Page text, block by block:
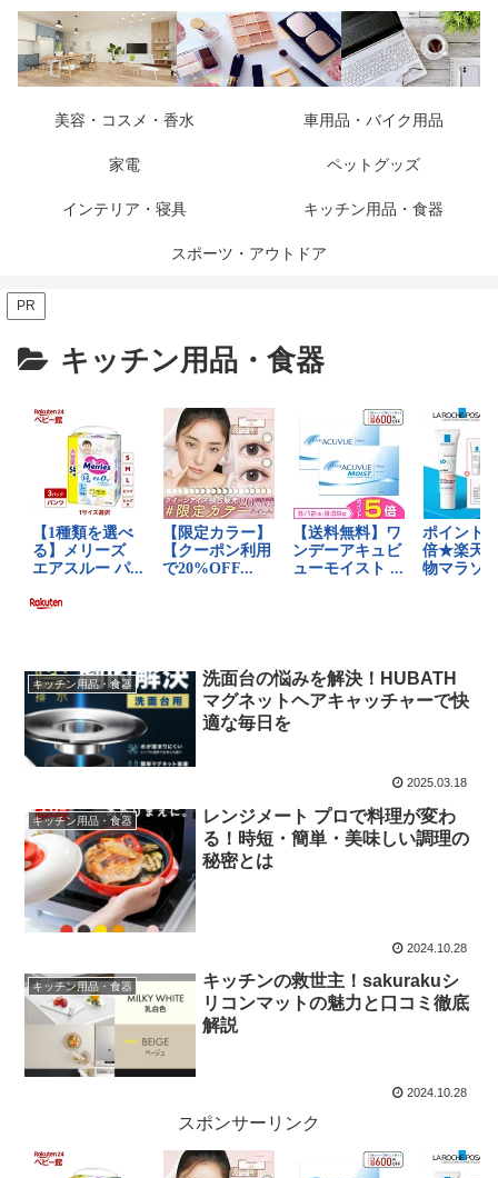
美容・コスメ・香水 車用品・バイク用品
家電 ペットグッズ
インテリア・寝具 キッチン用品・食器
スポーツ・アウトドア
PR
キッチン用品・食器
キッチン用品・食器
洗面台の悩みを解決！HUBATH
マグネットヘアキャッチャーで快
適な毎日を
2025.03.18
キッチン用品・食器
レンジメート プロで料理が変わ
る！時短・簡単・美味しい調理の
秘密とは
2024.10.28
キッチン用品・食器
キッチンの救世主！sakurakuシ
リコンマットの魅力と口コミ徹底
解説
2024.10.28
スポンサーリンク